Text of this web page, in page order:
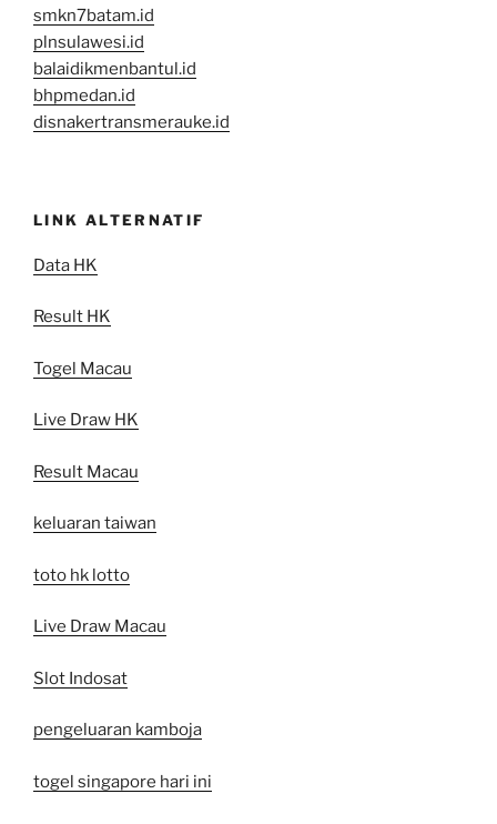
smkn7batam.id
plnsulawesi.id
balaidikmenbantul.id
bhpmedan.id
disnakertransmerauke.id
LINK ALTERNATIF
Data HK
Result HK
Togel Macau
Live Draw HK
Result Macau
keluaran taiwan
toto hk lotto
Live Draw Macau
Slot Indosat
pengeluaran kamboja
togel singapore hari ini